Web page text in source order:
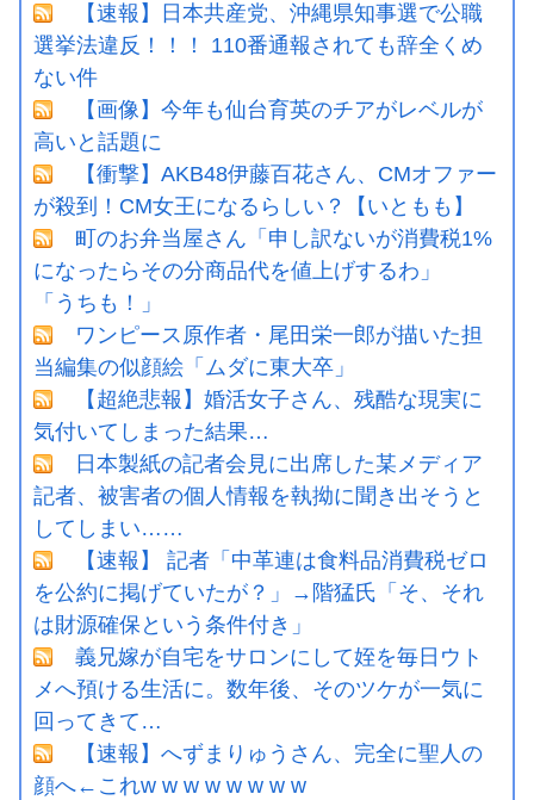
【速報】日本共産党、沖縄県知事選で公職
選挙法違反！！！ 110番通報されても辞全くめ
ない件
【画像】今年も仙台育英のチアがレベルが
高いと話題に
【衝撃】AKB48伊藤百花さん、CMオファー
が殺到！CM女王になるらしい？【いともも】
町のお弁当屋さん「申し訳ないが消費税1%
になったらその分商品代を値上げするわ」
「うちも！」
ワンピース原作者・尾田栄一郎が描いた担
当編集の似顔絵「ムダに東大卒」
【超絶悲報】婚活女子さん、残酷な現実に
気付いてしまった結果…
日本製紙の記者会見に出席した某メディア
記者、被害者の個人情報を執拗に聞き出そうと
してしまい……
【速報】 記者「中革連は食料品消費税ゼロ
を公約に掲げていたが？」→階猛氏「そ、それ
は財源確保という条件付き」
義兄嫁が自宅をサロンにして姪を毎日ウト
メへ預ける生活に。数年後、そのツケが一気に
回ってきて…
【速報】へずまりゅうさん、完全に聖人の
顔へ←これw w w w w w w w